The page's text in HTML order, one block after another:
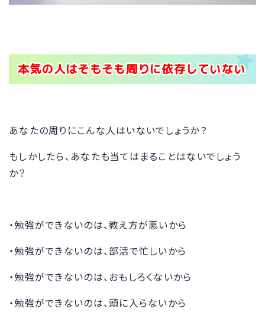
本気の人はそもそも周りに依存していない
あなたの周りにこんな人はいないでしょうか？
もしかしたら、あなたも当てはまることはないでしょう
か？
・勉強ができないのは、教え方が悪いから
・勉強ができないのは、部活で忙しいから
・勉強ができないのは、おもしろくないから
・勉強ができないのは、頭に入らないから